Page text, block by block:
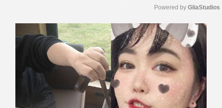
M
u
t
Powered by GliaStudios